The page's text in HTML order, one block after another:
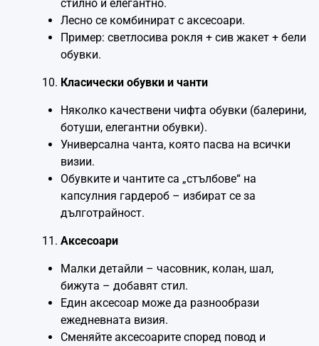
стилно и елегантно.
Лесно се комбинират с аксесоари.
Пример: светлосива рокля + сив жакет + бели
обувки.
Класически обувки и чанти
Няколко качествени чифта обувки (балерини,
ботуши, елегантни обувки).
Универсална чанта, която пасва на всички
визии.
Обувките и чантите са „стълбове“ на
капсулния гардероб – избират се за
дълготрайност.
Аксесоари
Малки детайли – часовник, колан, шал,
бижута – добавят стил.
Един аксесоар може да разнообрази
ежедневната визия.
Сменяйте аксесоарите според повод и